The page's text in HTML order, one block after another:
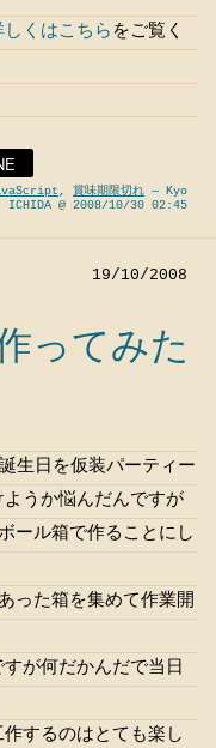
しくはこちら をご覧く
, 賞味期限切れ — Kyo
ICHIDA @ 2008/10/30 02:45
19/10/2008
ってみた
生日を仮装パーティー
うか悩んだんですが
ール箱で作ることにし
った箱を集めて作業開
が何だかんだで当日
するのはとても楽し